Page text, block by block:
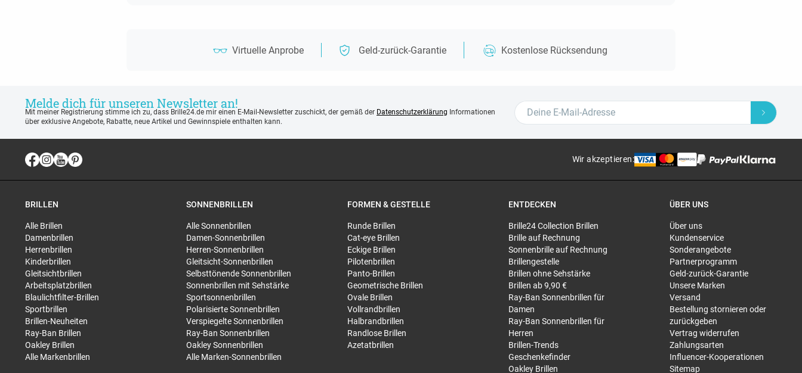
Virtuelle Anprobe Geld-zurück-Garantie Kostenlose Rücksendung
Melde dich für unseren Newsletter an!
Mit meiner Registrierung stimme ich zu, dass Brille24.de mir einen E-Mail-Newsletter zuschickt, der gemäß der Datenschutzerklärung Informationen
über exklusive Angebote, Rabatte, neue Artikel und Gewinnspiele enthalten kann.
Wir akzeptieren:
BRILLEN
Alle Brillen
Damenbrillen
Herrenbrillen
Kinderbrillen
Gleitsichtbrillen
Arbeitsplatzbrillen
Blaulichtfilter-Brillen
Sportbrillen
Brillen-Neuheiten
Ray-Ban Brillen
Oakley Brillen
Alle Markenbrillen
SONNENBRILLEN
Alle Sonnenbrillen
Damen-Sonnenbrillen
Herren-Sonnenbrillen
Gleitsicht-Sonnenbrillen
Selbsttönende Sonnenbrillen
Sonnenbrillen mit Sehstärke
Sportsonnenbrillen
Polarisierte Sonnenbrillen
Verspiegelte Sonnenbrillen
Ray-Ban Sonnenbrillen
Oakley Sonnenbrillen
Alle Marken-Sonnenbrillen
FORMEN & GESTELLE
Runde Brillen
Cat-eye Brillen
Eckige Brillen
Pilotenbrillen
Panto-Brillen
Geometrische Brillen
Ovale Brillen
Vollrandbrillen
Halbrandbrillen
Randlose Brillen
Azetatbrillen
ENTDECKEN
Brille24 Collection Brillen
Brille auf Rechnung
Sonnenbrille auf Rechnung
Brillengestelle
Brillen ohne Sehstärke
Brillen ab 9,90 €
Ray-Ban Sonnenbrillen für
Damen
Ray-Ban Sonnenbrillen für
Herren
Brillen-Trends
Geschenkefinder
Oakley Brillen
ÜBER UNS
Über uns
Kundenservice
Sonderangebote
Partnerprogramm
Geld-zurück-Garantie
Unsere Marken
Versand
Bestellung stornieren oder
zurückgeben
Vertrag widerrufen
Zahlungsarten
Influencer-Kooperationen
Sitemap